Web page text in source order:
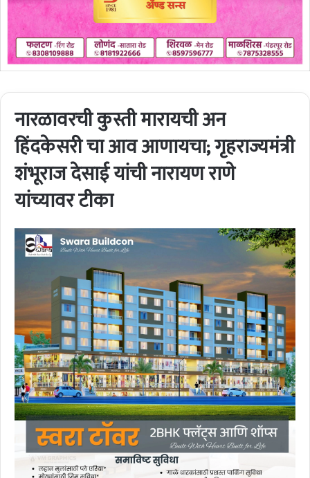
नारळावरची कुस्ती मारायची अन
हिंदकेसरी चा आव आणायचा; गृहराज्यमंत्री
शंभूराज देसाई यांची नारायण राणे
यांच्यावर टीका